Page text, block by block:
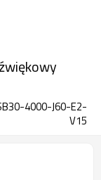
4000-J60-E2-
V15